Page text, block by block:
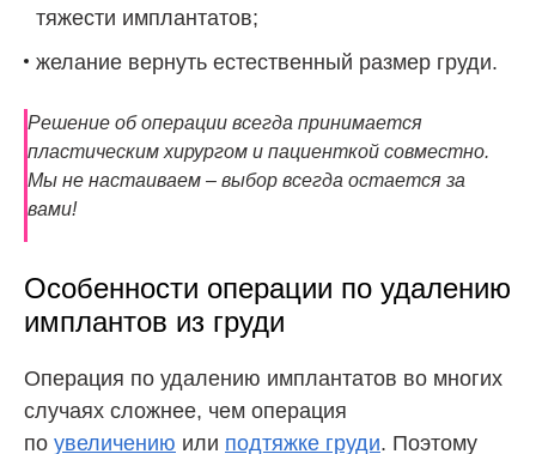
тяжести имплантатов;
желание вернуть естественный размер груди.
Решение об операции всегда принимается
пластическим хирургом и пациенткой совместно.
Мы не настаиваем – выбор всегда остается за
вами!
Особенности операции по удалению
имплантов из груди
Операция по удалению имплантатов во многих
случаях сложнее, чем операция
по увеличению или подтяжке груди. Поэтому